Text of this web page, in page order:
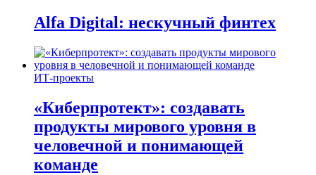
Alfa Digital: нескучный финтех
ИТ-проекты
«Киберпротект»: создавать
продукты мирового уровня в
человечной и понимающей
команде